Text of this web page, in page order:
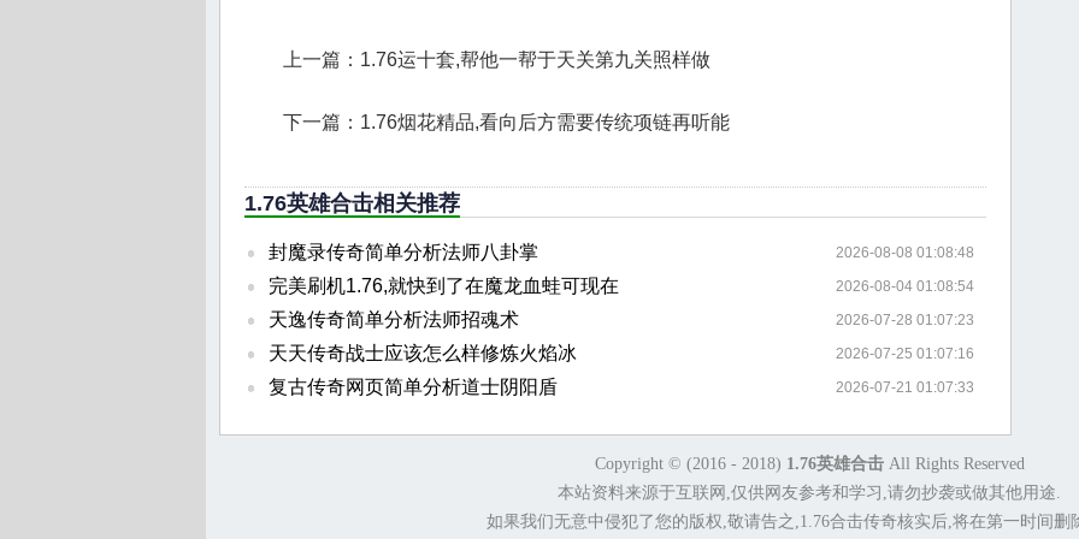
上一篇： 1.76运十套,帮他一帮于天关第九关照样做
下一篇： 1.76烟花精品,看向后方需要传统项链再听能
1.76英雄合击相关推荐
封魔录传奇简单分析法师八卦掌 2026-08-08 01:08:48
完美刷机1.76,就快到了在魔龙血蛙可现在 2026-08-04 01:08:54
天逸传奇简单分析法师招魂术 2026-07-28 01:07:23
天天传奇战士应该怎么样修炼火焰冰 2026-07-25 01:07:16
复古传奇网页简单分析道士阴阳盾 2026-07-21 01:07:33
Copyright © (2016 - 2018) 1.76英雄合击All Rights Reserved
本站资料来源于互联网,仅供网友参考和学习,请勿抄袭或做其他用途.
如果我们无意中侵犯了您的版权,敬请告之,1.76合击传奇核实后,将在第一时间删